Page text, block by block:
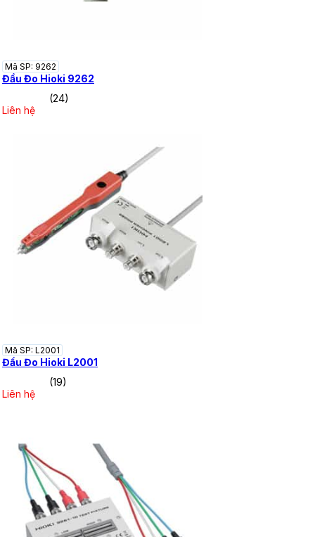
Mã SP: 9262
Đầu Đo Hioki 9262
(24)
Liên hệ
Mã SP: L2001
Đầu Đo Hioki L2001
(19)
Liên hệ